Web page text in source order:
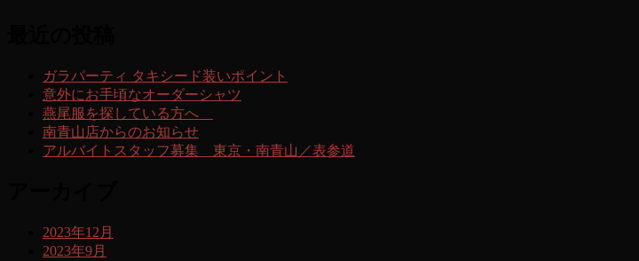
ガラパーティ タキシード装いポイント
意外にお手頃なオーダーシャツ
燕尾服を探している方へ
南青山店からのお知らせ
アルバイトスタッフ募集 東京・南青山／表参道
2023年12月
2023年9月